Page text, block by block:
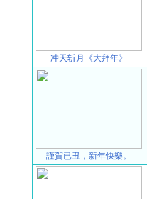
冲天斩月《大拜年》
謹賀已丑，新年快樂。